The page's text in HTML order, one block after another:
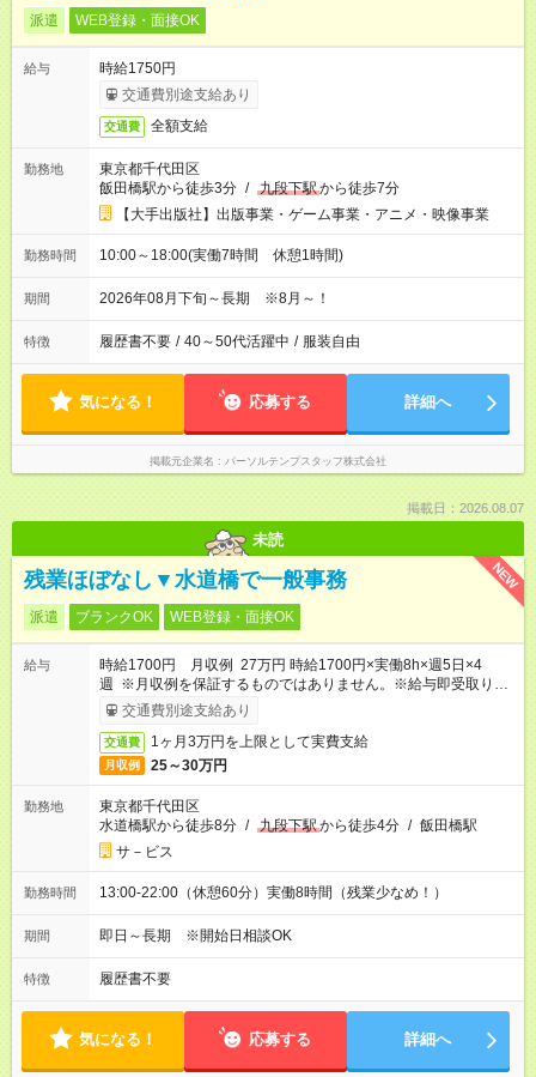
派遣 WEB登録・面接OK
給与
時給1750円
交通費別途支給あり
交通費 全額支給
勤務地
東京都千代田区
飯田橋駅から徒歩3分 / 九段下駅から徒歩7分
【大手出版社】出版事業・ゲーム事業・アニメ・映像事業
勤務時間 10:00～18:00(実働7時間 休憩1時間)
期間 2026年08月下旬～長期 ※8月～！
特徴 履歴書不要 / 40～50代活躍中 / 服装自由
気になる！ 応募する 詳細へ
掲載元企業名 パーソルテンプスタッフ株式会社
掲載日：2026.08.07
未読
NEW
残業ほぼなし▼水道橋で一般事務
派遣 ブランクOK WEB登録・面接OK
給与
時給1700円 月収例 27万円 時給1700円×実働8h×週5日×4
週 ※月収例を保証するものではありません。※給与即受取りサ
ービス利用可（利用条件有）
交通費別途支給あり
交通費 1ヶ月3万円を上限として実費支給
月収例 25～30万円
勤務地
東京都千代田区
水道橋駅から徒歩8分 / 九段下駅から徒歩4分 / 飯田橋駅
サ－ビス
勤務時間 13:00-22:00（休憩60分）実働8時間（残業少なめ！）
期間 即日～長期 ※開始日相談OK
特徴 履歴書不要
気になる！ 応募する 詳細へ